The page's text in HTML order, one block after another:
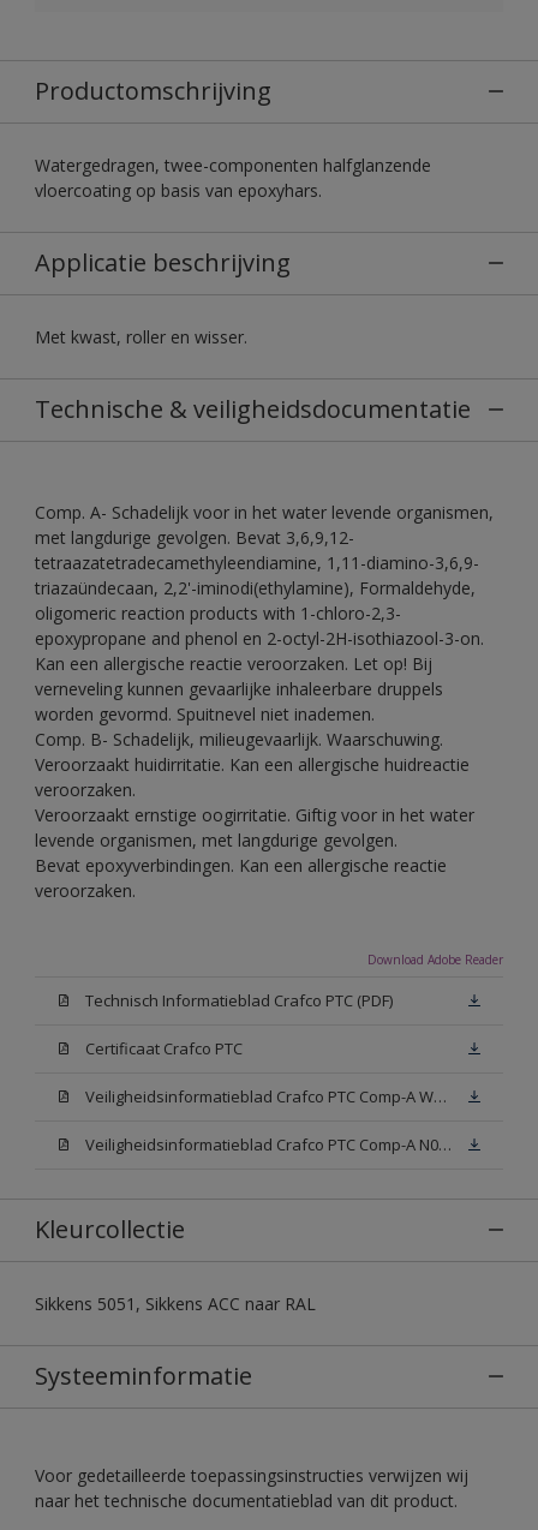
Productomschrijving
Watergedragen, twee-componenten halfglanzende
vloercoating op basis van epoxyhars.
Applicatie beschrijving
Met kwast, roller en wisser.
Technische & veiligheidsdocumentatie
Comp. A- Schadelijk voor in het water levende organismen,
met langdurige gevolgen. Bevat 3,6,9,12-
tetraazatetradecamethyleendiamine, 1,11-diamino-3,6,9-
triazaündecaan, 2,2'-iminodi(ethylamine), Formaldehyde,
oligomeric reaction products with 1-chloro-2,3-
epoxypropane and phenol en 2-octyl-2H-isothiazool-3-on.
Kan een allergische reactie veroorzaken. Let op! Bij
verneveling kunnen gevaarlijke inhaleerbare druppels
worden gevormd. Spuitnevel niet inademen.
Comp. B- Schadelijk, milieugevaarlijk. Waarschuwing.
Veroorzaakt huidirritatie. Kan een allergische huidreactie
veroorzaken.
Veroorzaakt ernstige oogirritatie. Giftig voor in het water
levende organismen, met langdurige gevolgen.
Bevat epoxyverbindingen. Kan een allergische reactie
veroorzaken.
Download Adobe Reader
Technisch Informatieblad Crafco PTC (PDF)
Certificaat Crafco PTC
Veiligheidsinformatieblad Crafco PTC Comp-A W05 (MSDS)
Veiligheidsinformatieblad Crafco PTC Comp-A N00 (MSDS)
Kleurcollectie
Sikkens 5051, Sikkens ACC naar RAL
Systeeminformatie
Voor gedetailleerde toepassingsinstructies verwijzen wij
naar het technische documentatieblad van dit product.